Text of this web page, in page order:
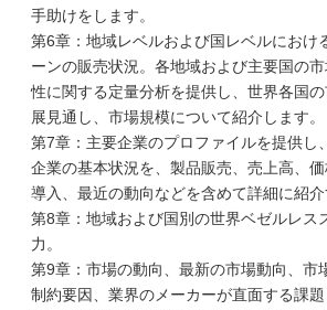
手助けをします。
第6章：地域レベルおよび国レベルにおけ
ーンの販売状況。各地域および主要国の
性に関する定量分析を提供し、世界各国
展見通し、市場規模について紹介します。
第7章：主要企業のプロファイルを提供し
企業の基本状況を、製品販売、売上高、
導入、最近の動向などを含めて詳細に紹介
第8章：地域および国別の世界ベゼルレス
力。
第9章：市場の動向、最新の市場動向、市
制約要因、業界のメーカーが直面する課